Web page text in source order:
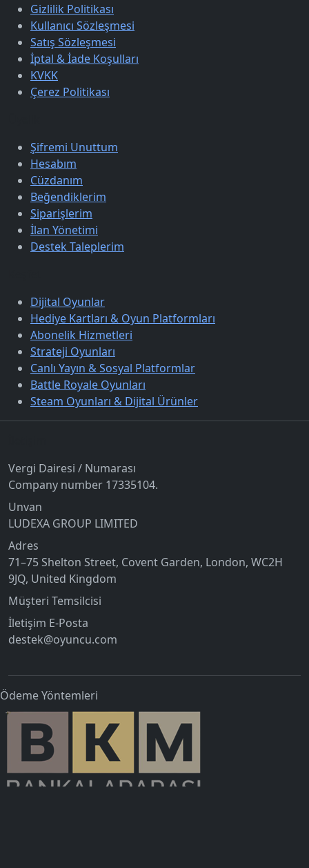
Gizlilik Politikası
Kullanıcı Sözleşmesi
Satış Sözleşmesi
İptal & İade Koşulları
KVKK
Çerez Politikası
Şifremi Unuttum
Hesabım
Cüzdanım
Beğendiklerim
Siparişlerim
İlan Yönetimi
Destek Taleplerim
Dijital Oyunlar
Hediye Kartları & Oyun Platformları
Abonelik Hizmetleri
Strateji Oyunları
Canlı Yayın & Sosyal Platformlar
Battle Royale Oyunları
Steam Oyunları & Dijital Ürünler
Vergi Dairesi / Numarası
Company number 17335104.
Unvan
LUDEXA GROUP LIMITED
Adres
71–75 Shelton Street, Covent Garden, London, WC2H
9JQ, United Kingdom
Müşteri Temsilcisi
İletişim E-Posta
destek@oyuncu.com
Ödeme Yöntemleri